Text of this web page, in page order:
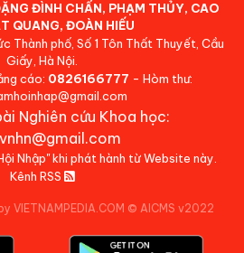
ĐÌNH CHẤN, PHẠM THỦY, CAO
QUANG, ĐOÀN HIẾU
Thành phố, Số 1 Tôn Thất Thuyết, Cầu
Giấy, Hà Nội.
cáo: 0826166777 - Hòm thư:
Nghiên cứu Khoa học:
Nhập" khi phát hành từ Website này.
Kênh RSS
VIETNAMPEDIA.COM © AICMS v2022